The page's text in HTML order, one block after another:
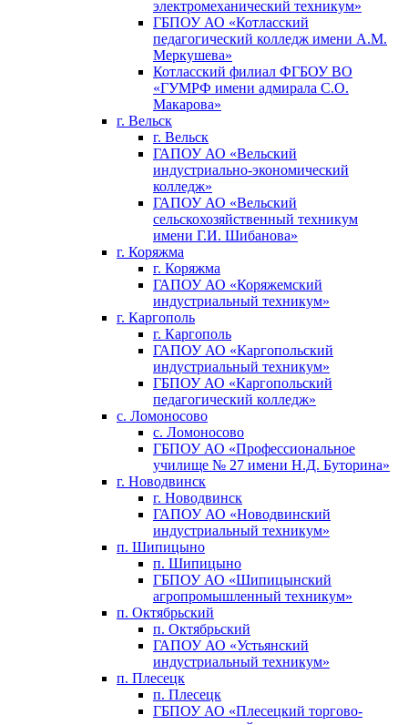
электромеханический техникум»
ГБПОУ АО «Котласский
педагогический колледж имени А.М.
Меркушева»
Котласский филиал ФГБОУ ВО
«ГУМРФ имени адмирала С.О.
Макарова»
г. Вельск
г. Вельск
ГАПОУ АО «Вельский
индустриально‑экономический
колледж»
ГАПОУ АО «Вельский
сельскохозяйственный техникум
имени Г.И. Шибанова»
г. Коряжма
г. Коряжма
ГАПОУ АО «Коряжемский
индустриальный техникум»
г. Каргополь
г. Каргополь
ГАПОУ АО «Каргопольский
индустриальный техникум»
ГБПОУ АО «Каргопольский
педагогический колледж»
с. Ломоносово
с. Ломоносово
ГБПОУ АО «Профессиональное
училище № 27 имени Н.Д. Буторина»
г. Новодвинск
г. Новодвинск
ГАПОУ АО «Новодвинский
индустриальный техникум»
п. Шипицыно
п. Шипицыно
ГБПОУ АО «Шипицынский
агропромышленный техникум»
п. Октябрьский
п. Октябрьский
ГАПОУ АО «Устьянский
индустриальный техникум»
п. Плесецк
п. Плесецк
ГБПОУ АО «Плесецкий торгово-